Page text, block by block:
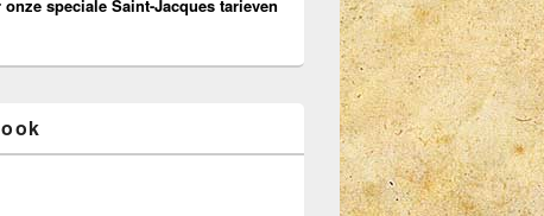
onze speciale Saint-Jacques tarieven